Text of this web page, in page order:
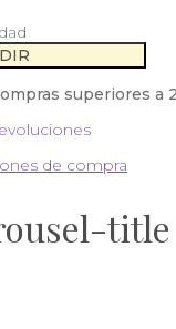
superiores a
de compra
title